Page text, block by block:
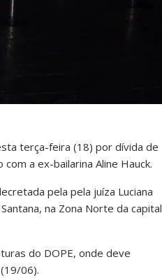
terça-feira (18) por dívida de
a ex-bailarina Aline Hauck.
pela pela juíza Luciana
na Zona Norte da capital
do DOPE, onde deve
06).